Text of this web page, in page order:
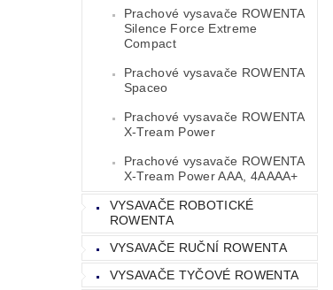
Prachové vysavače ROWENTA
Silence Force Extreme
Compact
Prachové vysavače ROWENTA
Spaceo
Prachové vysavače ROWENTA
X-Tream Power
Prachové vysavače ROWENTA
X-Tream Power AAA, 4AAAA+
VYSAVAČE ROBOTICKÉ
ROWENTA
VYSAVAČE RUČNÍ ROWENTA
VYSAVAČE TYČOVÉ ROWENTA